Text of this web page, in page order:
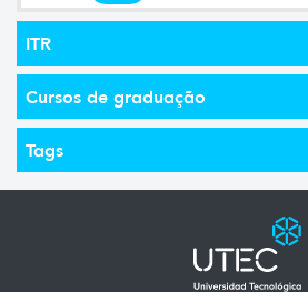
ITR
Cursos de graduação
Tags